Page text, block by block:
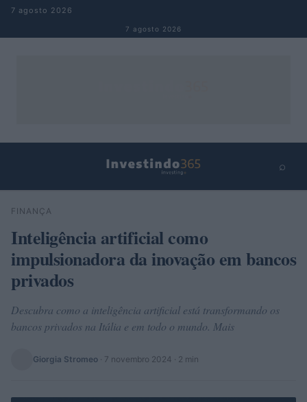
Pular para o conteúdo
7 agosto 2026
7 agosto 2026
⌕
Buscar
FINANÇA
Inteligência artificial como
impulsionadora da inovação em bancos
privados
Descubra como a inteligência artificial está transformando os
bancos privados na Itália e em todo o mundo. Mais
Giorgia Stromeo · 7 novembro 2024 · 2 min